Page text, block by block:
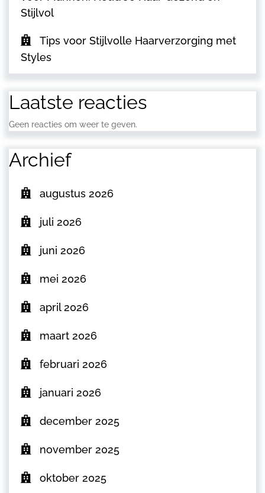
Stijlvol
Tips voor Stijlvolle Haarverzorging met
Styles
Laatste reacties
Geen reacties om weer te geven.
Archief
augustus 2026
juli 2026
juni 2026
mei 2026
april 2026
maart 2026
februari 2026
januari 2026
december 2025
november 2025
oktober 2025